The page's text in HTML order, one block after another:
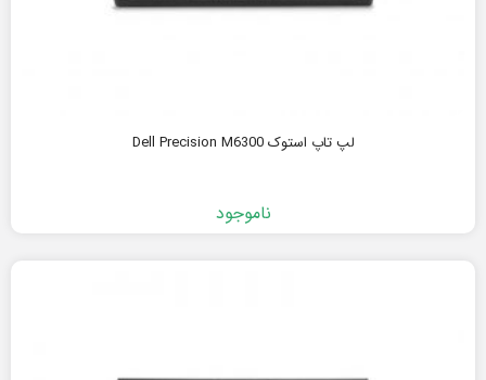
لپ تاپ استوک Dell Precision M6300
ناموجود